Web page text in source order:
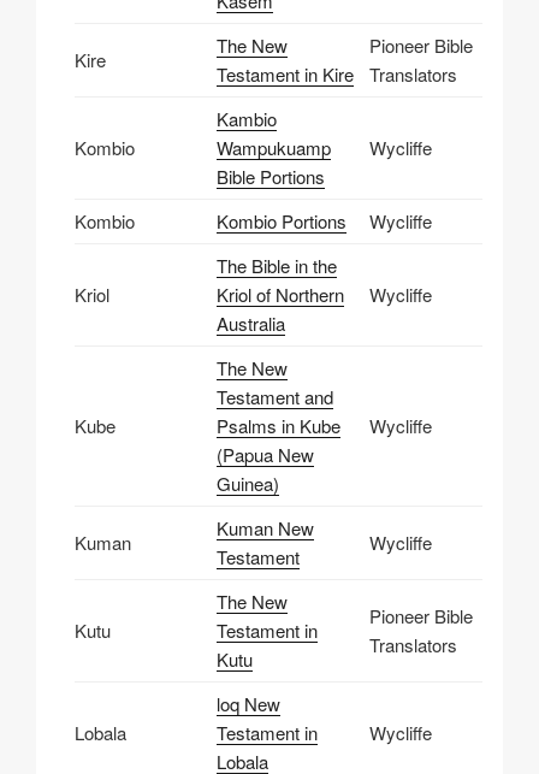
Kire
The New
Testament in Kire
Pioneer Bible
Translators
Kombio
Kambio
Wampukuamp
Bible Portions
Wycliffe
Kombio Kombio Portions Wycliffe
Kriol
The Bible in the
Kriol of Northern
Australia
Wycliffe
Kube
The New
Testament and
Psalms in Kube
(Papua New
Guinea)
Wycliffe
Kuman
Kuman New
Testament
Wycliffe
Kutu
The New
Testament in
Kutu
Pioneer Bible
Translators
Lobala
loq New
Testament in
Lobala
Wycliffe